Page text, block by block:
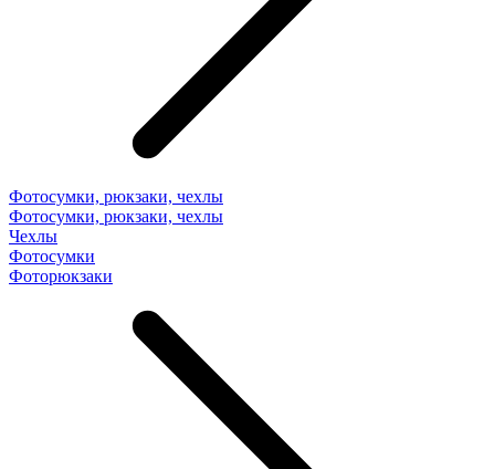
Фотосумки, рюкзаки, чехлы
Фотосумки, рюкзаки, чехлы
Чехлы
Фотосумки
Фоторюкзаки